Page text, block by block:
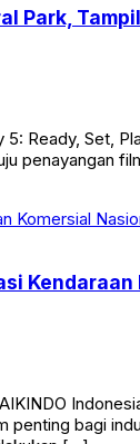
Park,
Ready, Set,
penayangan
penting bagi